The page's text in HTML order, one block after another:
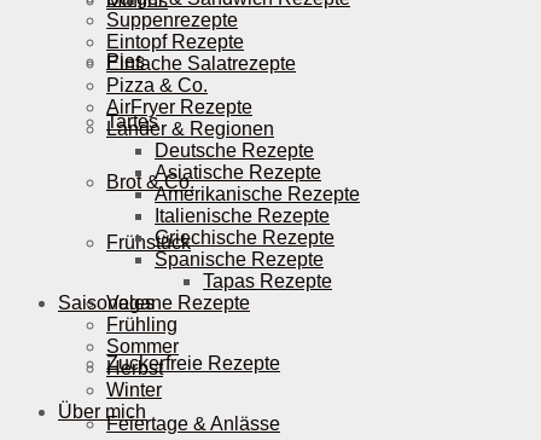
Pies
Tartes
Brot & Co.
Frühstück
Vegane Rezepte
Zuckerfreie Rezepte
Feiertage & Anlässe
Suppenrezepte
Eintopf Rezepte
Einfache Salatrezepte
Pizza & Co.
AirFryer Rezepte
Länder & Regionen
Deutsche Rezepte
Asiatische Rezepte
Amerikanische Rezepte
Italienische Rezepte
Griechische Rezepte
Spanische Rezepte
Tapas Rezepte
Saisonales
Frühling
Sommer
Herbst
Winter
Über mich